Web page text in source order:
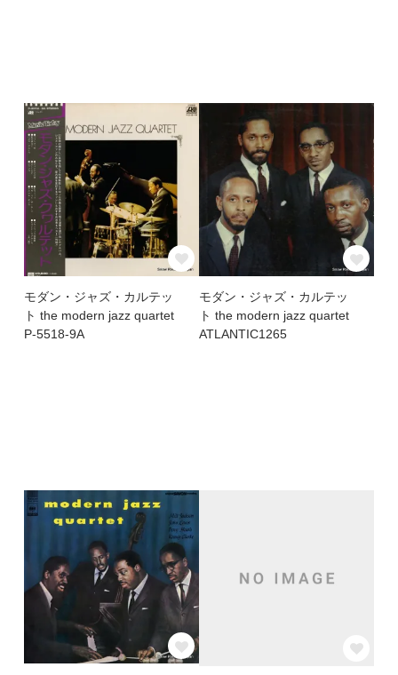
モダン・ジャズ・カルテッ
ト the modern jazz quartet
P-5518-9A
モダン・ジャズ・カルテッ
ト the modern jazz quartet
ATLANTIC1265